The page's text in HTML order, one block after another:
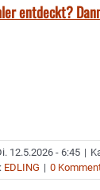
entdeckt?
12.5.2026 - 6:45 |
EDLING | 0